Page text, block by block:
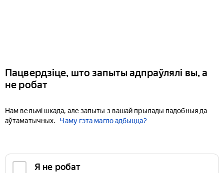
Пацвердзіце, што запыты адпраўлялі вы, а
не робат
Нам вельмі шкада, але запыты з вашай прылады падобныя да
аўтаматычных.
Чаму гэта магло адбыцца?
Я не робат